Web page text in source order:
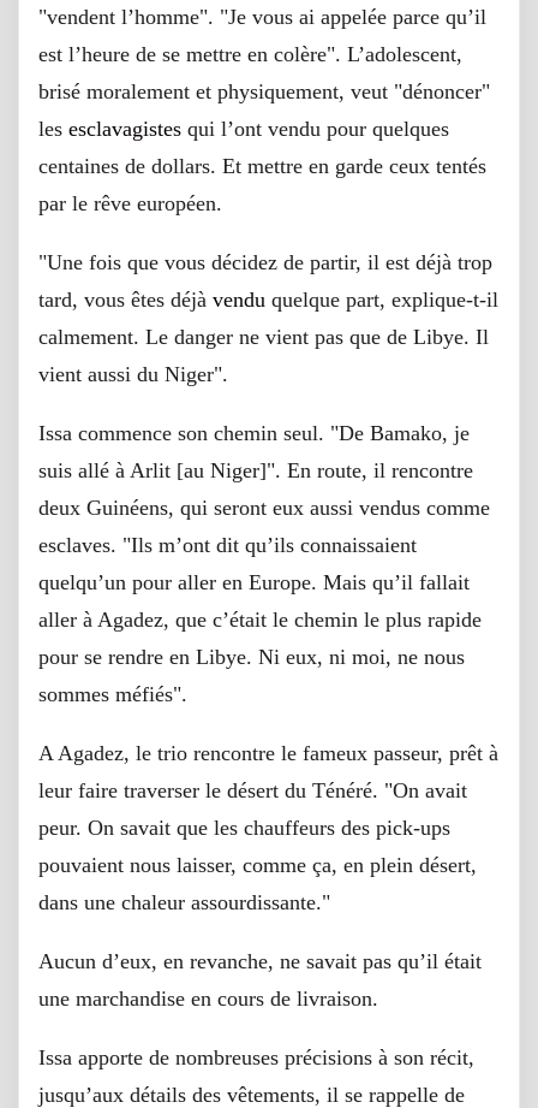
"vendent l’homme". "Je vous ai appelée parce qu’il
est l’heure de se mettre en colère". L’adolescent,
brisé moralement et physiquement, veut "dénoncer"
les esclavagistes qui l’ont vendu pour quelques
centaines de dollars. Et mettre en garde ceux tentés
par le rêve européen.
"Une fois que vous décidez de partir, il est déjà trop
tard, vous êtes déjà vendu quelque part, explique-t-il
calmement. Le danger ne vient pas que de Libye. Il
vient aussi du Niger".
Issa commence son chemin seul. "De Bamako, je
suis allé à Arlit [au Niger]". En route, il rencontre
deux Guinéens, qui seront eux aussi vendus comme
esclaves. "Ils m’ont dit qu’ils connaissaient
quelqu’un pour aller en Europe. Mais qu’il fallait
aller à Agadez, que c’était le chemin le plus rapide
pour se rendre en Libye. Ni eux, ni moi, ne nous
sommes méfiés".
A Agadez, le trio rencontre le fameux passeur, prêt à
leur faire traverser le désert du Ténéré. "On avait
peur. On savait que les chauffeurs des pick-ups
pouvaient nous laisser, comme ça, en plein désert,
dans une chaleur assourdissante."
Aucun d’eux, en revanche, ne savait pas qu’il était
une marchandise en cours de livraison.
Issa apporte de nombreuses précisions à son récit,
jusqu’aux détails des vêtements, il se rappelle de